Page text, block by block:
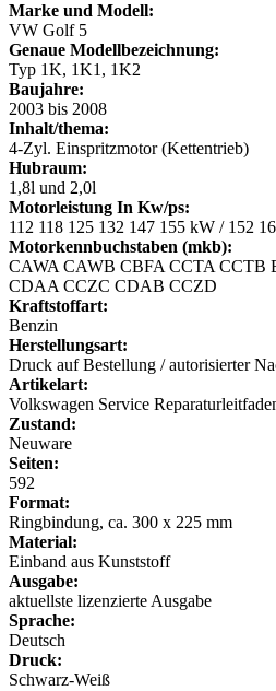
Marke und Modell:
VW Golf 5
Genaue Modellbezeichnung:
Typ 1K, 1K1, 1K2
Baujahre:
2003 bis 2008
Inhalt/thema:
4-Zyl. Einspritzmotor (Kettentrieb)
Hubraum:
1,8l und 2,0l
Motorleistung In Kw/ps:
112 118 125 132 147 155 kW / 152
Motorkennbuchstaben (mkb):
CAWA CAWB CBFA CCTA CCTB
CDAA CCZC CDAB CCZD
Kraftstoffart:
Benzin
Herstellungsart:
Druck auf Bestellung / autorisierter
Artikelart:
Volkswagen Service
Zustand:
Neuware
Seiten:
592
Format:
Ringbindung, ca. 300 x 225 mm
Material:
Einband aus Kunststoff
Ausgabe:
aktuellste lizenzierte Ausgabe
Sprache:
Deutsch
Druck:
Schwarz-Weiß